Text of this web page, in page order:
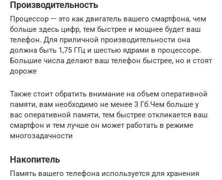
Производительность
Процессор — это как двигатель вашего смартфона, чем
больше здесь цифр, тем быстрее и мощнее будет ваш
телефон. Для приличной производительности она
должна быть 1,75 ГГц и шестью ядрами в процессоре.
Большие числа делают ваш телефон быстрее, но и стоят
дороже
Также стоит обратить внимание на объем оперативной
памяти, вам необходимо не менее 3 Гб.Чем больше у
вас оперативной памяти, тем быстрее откликается ваш
смартфон и тем лучше он может работать в режиме
многозадачности
Накопитель
Память вашего телефона используется для хранения